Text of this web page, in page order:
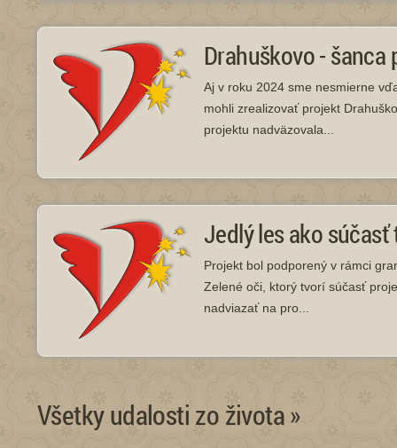
Drahuškovo -
Aj v roku 2024 sme nesmierne
mohli zrealizovať projekt
projektu nadväzovala...
Jedlý les ako
Projekt bol podporený v rámci
Zelené oči, ktorý tvorí súčasť
nadviazať na pro...
Všetky udalosti zo života »